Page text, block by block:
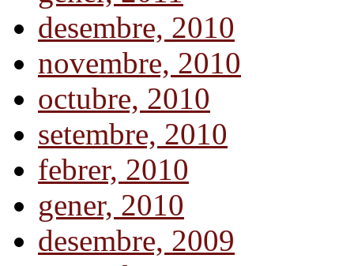
desembre, 2010
novembre, 2010
octubre, 2010
setembre, 2010
febrer, 2010
gener, 2010
desembre, 2009